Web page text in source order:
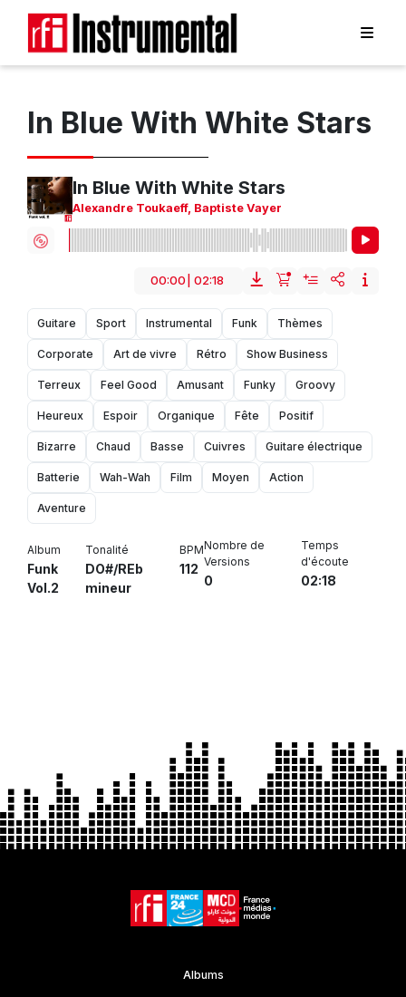
In Blue With White Stars
In Blue With White Stars
Alexandre Toukaeff, Baptiste Vayer
00:00 02:18
Guitare Sport Instrumental Funk Thèmes
Corporate Art de vivre Rétro Show Business
Terreux Feel Good Amusant Funky Groovy
Heureux Espoir Organique Fête Positif
Bizarre Chaud Basse Cuivres Guitare électrique
Batterie Wah-Wah Film Moyen Action
Aventure
Album
Funk
Vol.2
Tonalité
DO#/REb
mineur
BPM
112
Nombre de
Versions
0
Temps
d'écoute
02:18
Albums